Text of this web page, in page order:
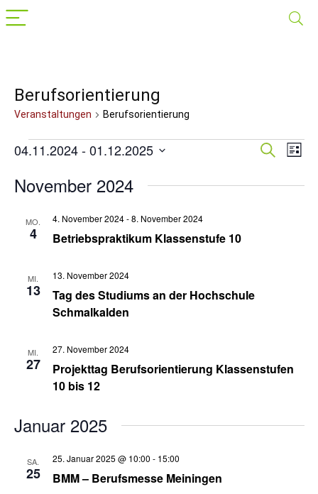
Berufsorientierung
Veranstaltungen Berufsorientierung
Veranstaltungen
und
Suche
Liste
04.11.2024 - 01.12.2025
wählen.
November 2024
MO.
4 Betriebspraktikum Klassenstufe 10
4. November 2024-8. November 2024
MI.
13
Tag des Studiums an der Hochschule
Schmalkalden
13. November 2024
MI.
27
Projekttag Berufsorientierung Klassenstufen
10 bis 12
27. November 2024
Januar 2025
SA.
25 BMM – Berufsmesse Meiningen
25. Januar 2025 @ 10:00 - 15:00